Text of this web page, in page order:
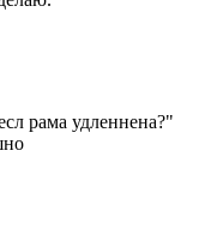
рама удленнена?"